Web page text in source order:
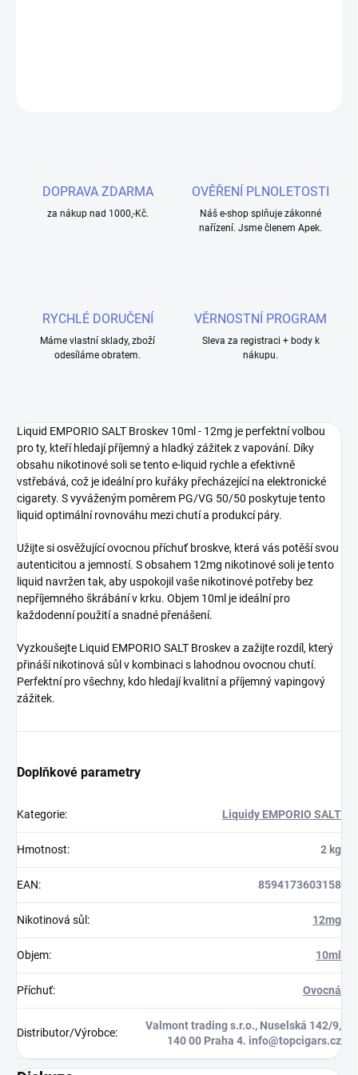
DOPRAVA ZDARMA
za nákup nad 1000,-Kč.
OVĚŘENÍ PLNOLETOSTI
Náš e-shop splňuje zákonné
nařízení. Jsme členem Apek.
RYCHLÉ DORUČENÍ
Máme vlastní sklady, zboží
odesíláme obratem.
VĚRNOSTNÍ PROGRAM
Sleva za registraci + body k
nákupu.
Liquid EMPORIO SALT Broskev 10ml - 12mg je perfektní volbou
pro ty, kteří hledají příjemný a hladký zážitek z vapování. Díky
obsahu nikotinové soli se tento e-liquid rychle a efektivně
vstřebává, což je ideální pro kuřáky přecházející na elektronické
cigarety. S vyváženým poměrem PG/VG 50/50 poskytuje tento
liquid optimální rovnováhu mezi chutí a produkcí páry.
Užijte si osvěžující ovocnou příchuť broskve, která vás potěší svou
autenticitou a jemností. S obsahem 12mg nikotinové soli je tento
liquid navržen tak, aby uspokojil vaše nikotinové potřeby bez
nepříjemného škrábání v krku. Objem 10ml je ideální pro
každodenní použití a snadné přenášení.
Vyzkoušejte Liquid EMPORIO SALT Broskev a zažijte rozdíl, který
přináší nikotinová sůl v kombinaci s lahodnou ovocnou chutí.
Perfektní pro všechny, kdo hledají kvalitní a příjemný vapingový
zážitek.
Doplňkové parametry
Kategorie: Liquidy EMPORIO SALT
Hmotnost: 2 kg
EAN: 8594173603158
Nikotinová sůl : 12mg
Objem: 10ml
Příchuť: Ovocná
Distributor/Výrobce:
Valmont trading s.r.o., Nuselská 142/9,
140 00 Praha 4. info@topcigars.cz